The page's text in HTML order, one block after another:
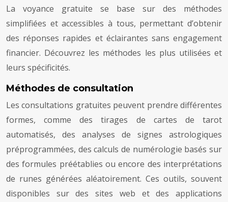
La voyance gratuite se base sur des méthodes
simplifiées et accessibles à tous, permettant d’obtenir
des réponses rapides et éclairantes sans engagement
financier. Découvrez les méthodes les plus utilisées et
leurs spécificités.
Méthodes de consultation
Les consultations gratuites peuvent prendre différentes
formes, comme des tirages de cartes de tarot
automatisés, des analyses de signes astrologiques
préprogrammées, des calculs de numérologie basés sur
des formules préétablies ou encore des interprétations
de runes générées aléatoirement. Ces outils, souvent
disponibles sur des sites web et des applications